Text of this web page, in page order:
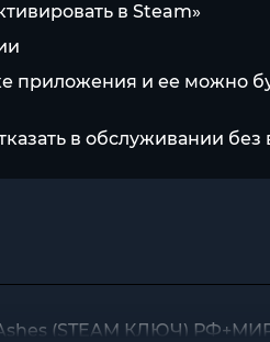
в Steam»
приложения и ее можно
в обслуживании без
(STEAM КЛЮЧ)